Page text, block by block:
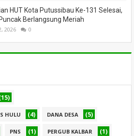
HUT Kota Putussibau Ke-131 Selesai,
Berlangsung Meriah
2026 0
HULU (4) DANA DESA (5)
PNS (1) PERGUB KALBAR (1)